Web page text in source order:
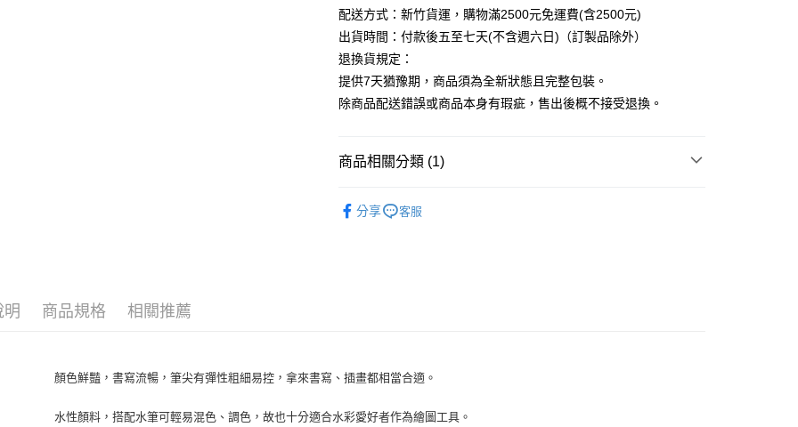
運送方式
下單前請先詢問庫存
每筆NT$130，滿NT$2,500(含以上)免運費
配送方式：新竹貨運，購物滿2500元免運費(含2500元)
出貨時間：付款後五至七天(不含週六日)（訂製品除外）
退換貨規定：
提供7天猶豫期，商品須為全新狀態且完整包裝。
除商品配送錯誤或商品本身有瑕疵，售出後概不接受退換。
商品相關分類 (1)
分享
客服
明 商品規格 相關推薦
顏色鮮豔，書寫流暢，筆尖有彈性粗細易控，拿來書寫、插畫都相當合適。
水性顏料，搭配水筆可輕易混色、調色，故也十分適合水彩愛好者作為繪圖工具。